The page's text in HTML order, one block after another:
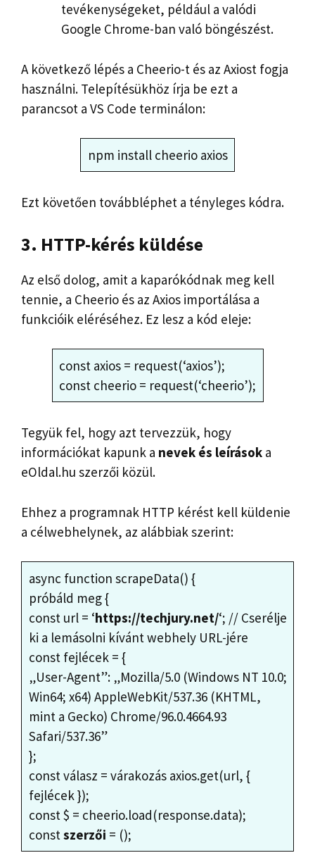
tevékenységeket, például a valódi
Google Chrome-ban való böngészést.
A következő lépés a Cheerio-t és az Axiost fogja
használni. Telepítésükhöz írja be ezt a
parancsot a VS Code terminálon:
npm install cheerio axios
Ezt követően továbbléphet a tényleges kódra.
3. HTTP-kérés küldése
Az első dolog, amit a kaparókódnak meg kell
tennie, a Cheerio és az Axios importálása a
funkcióik eléréséhez. Ez lesz a kód eleje:
const axios = request(‘axios’);
const cheerio = request(‘cheerio’);
Tegyük fel, hogy azt tervezzük, hogy
információkat kapunk a nevek és leírások a
eOldal.hu szerzői közül.
Ehhez a programnak HTTP kérést kell küldenie
a célwebhelynek, az alábbiak szerint:
async function scrapeData() {
próbáld meg {
const url = ‘https://techjury.net/‘; // Cserélje
ki a lemásolni kívánt webhely URL-jére
const fejlécek = {
„User-Agent”: „Mozilla/5.0 (Windows NT 10.0;
Win64; x64) AppleWebKit/537.36 (KHTML,
mint a Gecko) Chrome/96.0.4664.93
Safari/537.36”
};
const válasz = várakozás axios.get(url, {
fejlécek });
const $ = cheerio.load(response.data);
constszerzői = ();